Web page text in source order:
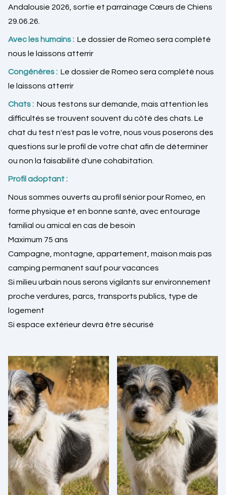
Andalousie 2026, sortie et parrainage Cœurs de Chiens
29.06.26.
Avec les humains : Le dossier de Romeo sera complété
nous le laissons atterrir
Congénères : Le dossier de Romeo sera complété nous
le laissons atterrir
Chats : Nous testons sur demande, mais attention les
difficultés se trouvent souvent du côté des chats. Le
chat du test n'est pas le votre, nous vous poserons des
questions sur le profil de votre chat afin de déterminer
ou non la faisabilité d'une cohabitation.
Profil adoptant :
Nous sommes ouverts au profil sénior pour Romeo, en
forme physique et en bonne santé, avec entourage
familial ou amical en cas de besoin
Maximum 75 ans
Campagne, montagne, appartement, maison mais pas
camping permanent sauf pour vacances
Si milieu urbain nous serons vigilants sur environnement
proche verdures, parcs, transports publics, type de
logement
Si espace extérieur devra être sécurisé